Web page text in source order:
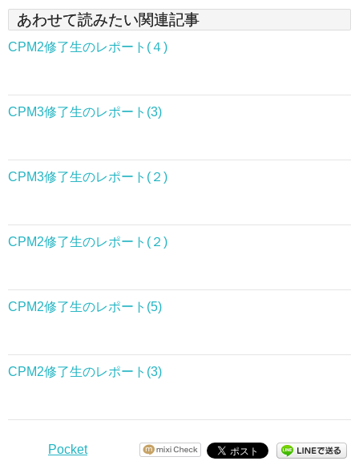
が、
コロッと穏やかになり、
また他の周りの人にも、
なんだか自分のままでいられるようになってきて。
そうしたら周りとの距離がグングン縮まってきて、
そのままの自分をもっとわかってもらおう！っておも
えるようになってきました。
また周りからも褒めて頂く事が
それも私の上っ面じゃなくて、
内面からでる何か、みたいな事を。。
Cpmを始めるきっかけになった恋は、結局実りませ
んでした。
と思いました。
（過去はニュースなど一切みなかったので、
別の段階の自分が生まれた気持ちになりました。
一番の課題は恋愛ですが、
90人近くもいる女性中心の職場で、
るほど、
はあります。
自分の思考から出来ていると骨身に染みて感じれまし
た。
た。
人が、
ある友人は突然結婚したり
幸せな出来事が次々とあって、まるで世界が変わった
褒められることがとても増えました。
私にとってはこのくだりが一番難しく、
未だに成功しません。
彼を思い通りにできると思っていたのだと今気づきま
が、
途中で少し挫折してしまったCPM2も
その後何とか終えることができました。
●CPM3を学んで
こんなにも面白いものだったなんてと目からウロコで
ほんとうに、やなやつでした・笑
のブログを見て勉強して
現実を変えよう！と力が入っていたのかな。
セラピストさんの充実した生活と比べて、
それでは現実がかわりませんね…
そんないまのほうが、
自然と感謝もできるし、気持ちがいいです。
そんな自分も丸ごと受け入れて
私は何でも出来るし、
どんな世界にだって自分が望めば行くことだって出来
るから、
大学で植物学を学びたい。
海外に住みたい。
たい。
で生活したい。
育苗農家になりたい。
タレント的な仕事をしたい。
どんどん早まったと感じました。
私には、物理学の学習の方が楽しく、
学習は自分のペースでと
次が早く知りたくて、
ただ、ピュアな気持ちで次が知りたいのか、
年末年始や次の学習が配布されるまでにも、
ＣＰＭにも執着してるのか？
次に進みたい私を止めないでと思った時もありまし
でも、すべての感情はＯＫ、
でもなぜか、
本に書いてあるワークを本気で取り組むことができま
今思えば、
まだ誰かのせいにしたい思考や
すべてができているのかもしれないけれど、
いままでどおりの人生を送るだけなんだとおもってい
【ＣＰＭ2を学んで】
今まで疑問におもっていたことがすっと頭にはいって
な？」
と思いはじめました。
でもどうして私は
スピリチュァルな感性を持つ知り合いの方に相談する
と、
存在感を作るために
「解っている人」になろうと必死で人をジャッジして
「何て情けないんだろう・なんて小さい奴なんだろ
それを認めたくなかったので、
今思うと、どうしたら良いのか方法が分からず、苦し
くてツライ日々でした。
CPM1を学び、まず思った事は
と言う疑問です。
い出来事も多かった為です。
そして、CPM2を学びより謎が深まります。
周りの人は全員自分？？
とても難しく感じ、考えたくありませんでした。
あわせて読みたい関連記事
CPM2修了生のレポート(４)
CPM3修了生のレポート(3)
CPM3修了生のレポート(２)
CPM2修了生のレポート(２)
CPM2修了生のレポート(5)
CPM2修了生のレポート(3)
Pocket